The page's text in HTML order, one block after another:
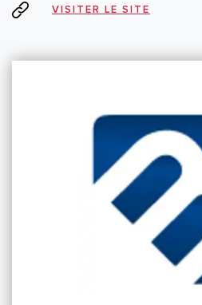
VISITER LE SITE